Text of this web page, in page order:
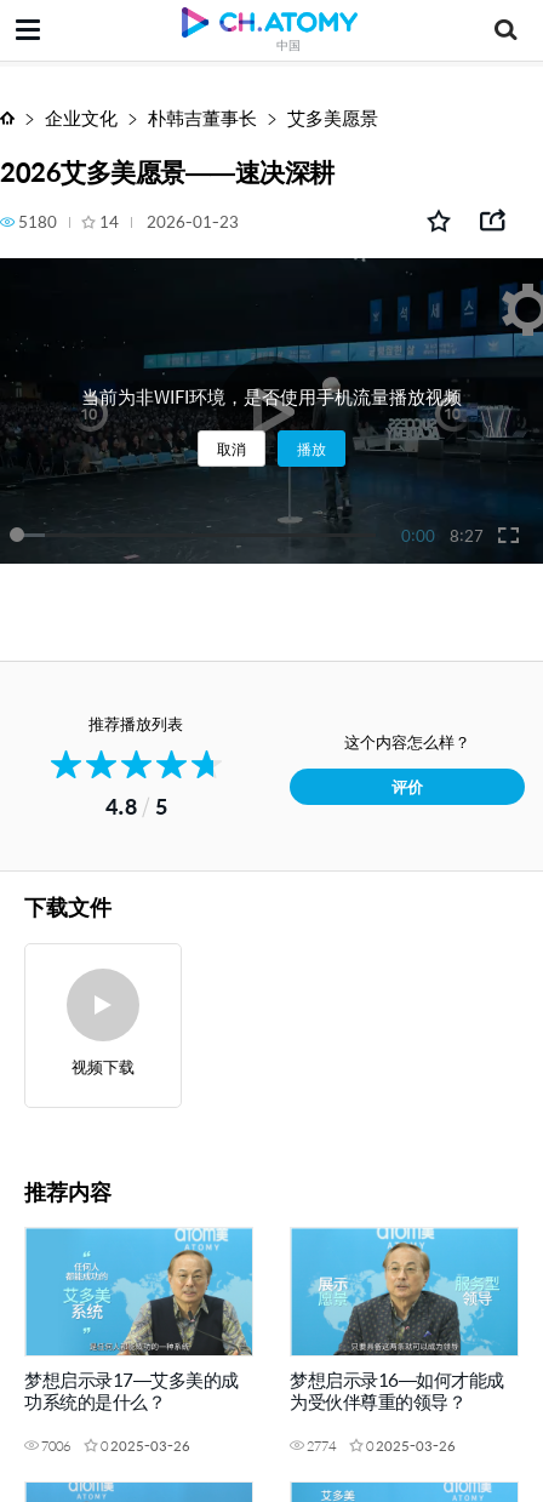
中国
2026艾多美愿景——速决深耕
企业文化 朴韩吉董事长 艾多美愿景
2026艾多美愿景——速决深耕
5180 14 2026-01-23
0:00 8:27
当前为非WIFI环境，是否使用手机流量播放视频
取消 播放
推荐播放列表
4.8/ 5
这个内容怎么样？
评价
下载文件
视频下载
推荐内容
梦想启示录17—艾多美的成
功系统的是什么？
7006 02025-03-26
梦想启示录16—如何才能成
为受伙伴尊重的领导？
2774 02025-03-26